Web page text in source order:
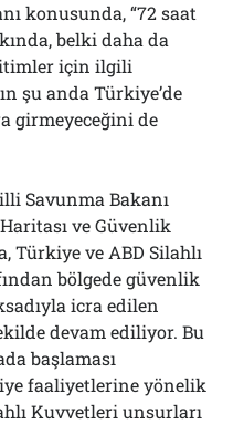
konusunda, “72 saat
belki daha da
için ilgili
şu anda Türkiye’de
girmeyeceğini de
Savunma Bakanı
ve Güvenlik
Türkiye ve ABD Silahlı
bölgede güvenlik
icra edilen
devam ediliyor. Bu
başlaması
faaliyetlerine yönelik
Kuvvetleri unsurları